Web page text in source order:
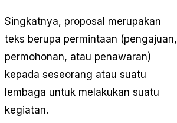
Singkatnya, proposal merupakan
teks berupa permintaan (pengajuan,
permohonan, atau penawaran)
kepada seseorang atau suatu
lembaga untuk melakukan suatu
kegiatan.